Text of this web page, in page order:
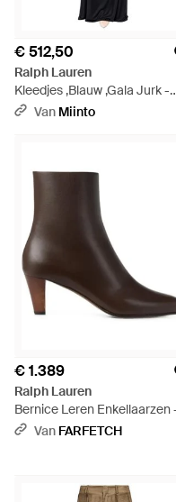
€ 512,50
Ralph Lauren
Kleedjes ,Blauw ,Gala Jurk -
Zwart
Van Miinto
€ 1.389
Ralph Lauren
Bernice Leren Enkellaarzen
BruinVan FARFETCH